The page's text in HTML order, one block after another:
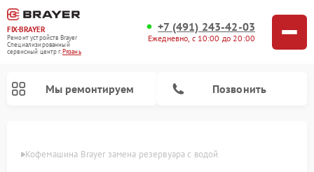
FIX-BRAYER
Ремонт устройств Brayer
Специализированный
cервисный центр г.Рязань
+7 (491) 243-42-03
Ежедневно, с 10:00 до 20:00
Мы ремонтируем Позвонить
Кофемашина Brayer замена резервуара с водой